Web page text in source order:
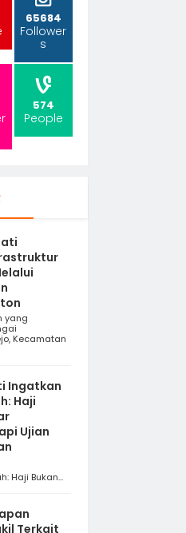
65684
Follower
s
574
People
yang
Kecamatan
Ingatkan
Haji
Ujian
Haji Bukan...
Terkait